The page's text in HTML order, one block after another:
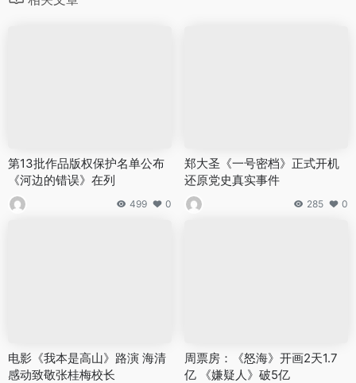
第13批作品版权保护名单公布
《河边的错误》在列
499 0
郑大圣《一号密档》正式开机
还原党史真实事件
285 0
电影《我本是高山》路演 海清
感动致敬张桂梅校长
周票房：《怒海》开画2天1.7
亿 《嫌疑人》破5亿